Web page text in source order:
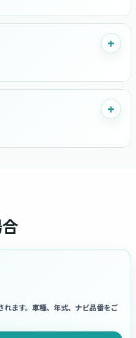
ます。車種、年式、ナビ品番をご